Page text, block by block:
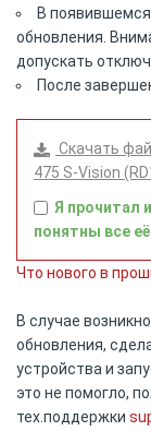
В
обновления.
допускать
После
Скачать
475 S-Vision
Я прочитал
понятны все
Что нового в
В случае
обновления,
устройства и
это не помогло,
тех.поддержки